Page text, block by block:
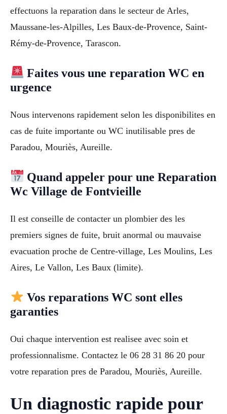
effectuons la reparation dans le secteur de Arles,
Maussane-les-Alpilles, Les Baux-de-Provence, Saint-
Rémy-de-Provence, Tarascon.
Faites vous une reparation WC en
urgence
Nous intervenons rapidement selon les disponibilites en
cas de fuite importante ou WC inutilisable pres de
Paradou, Mouriès, Aureille.
Quand appeler pour une Reparation
Wc Village de Fontvieille
Il est conseille de contacter un plombier des les
premiers signes de fuite, bruit anormal ou mauvaise
evacuation proche de Centre-village, Les Moulins, Les
Aires, Le Vallon, Les Baux (limite).
Vos reparations WC sont elles
garanties
Oui chaque intervention est realisee avec soin et
professionnalisme. Contactez le 06 28 31 86 20 pour
votre reparation pres de Paradou, Mouriès, Aureille.
Un diagnostic rapide pour